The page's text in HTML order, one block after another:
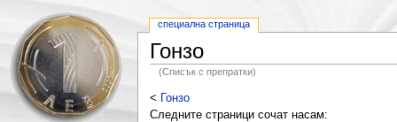
Гонзо
(Списък с препратки)
< Гонзо
Следните страници сочат насам:
специална страница